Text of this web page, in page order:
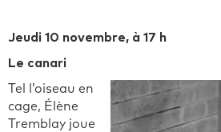
Jeudi 10 novembre, à 17 h
Le canari
Tel l’oiseau en
cage, Élène
Tremblay joue